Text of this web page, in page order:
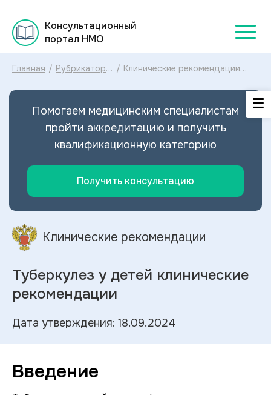
Консультационный
портал НМО
Главная / Рубрикатор
рекомендаций
/ Клинические рекомендации
диагностика и лечение
Помогаем медицинским специалистам
пройти аккредитацию и получить
квалификационную категорию
Получить консультацию
Клинические рекомендации
Туберкулез у детей клинические
рекомендации
Дата утверждения: 18.09.2024
Введение